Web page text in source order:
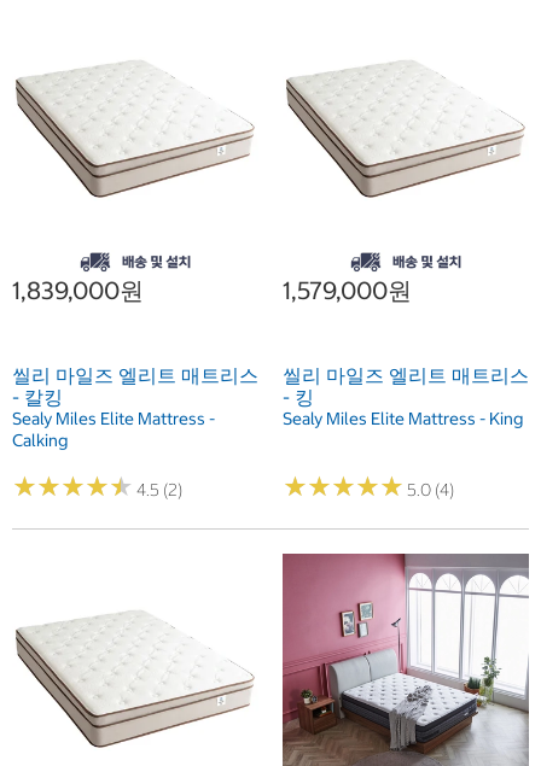
1,839,000원
씰리 마일즈 엘리트 매트리스
- 칼킹
Sealy Miles Elite Mattress -
Calking
★★★★★
★★★★★ 4.5 (2)
1,579,000원
씰리 마일즈 엘리트 매트리스
- 킹
Sealy Miles Elite Mattress - King
★★★★★
★★★★★ 5.0 (4)